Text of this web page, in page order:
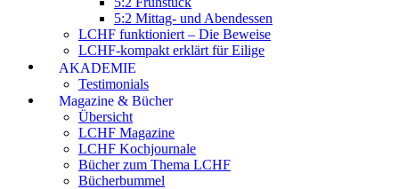
5:2 Mittag- und Abendessen
LCHF funktioniert – Die Beweise
LCHF-kompakt erklärt für Eilige
AKADEMIE
Testimonials
Magazine & Bücher
Übersicht
LCHF Magazine
LCHF Kochjournale
Bücher zum Thema LCHF
Bücherbummel